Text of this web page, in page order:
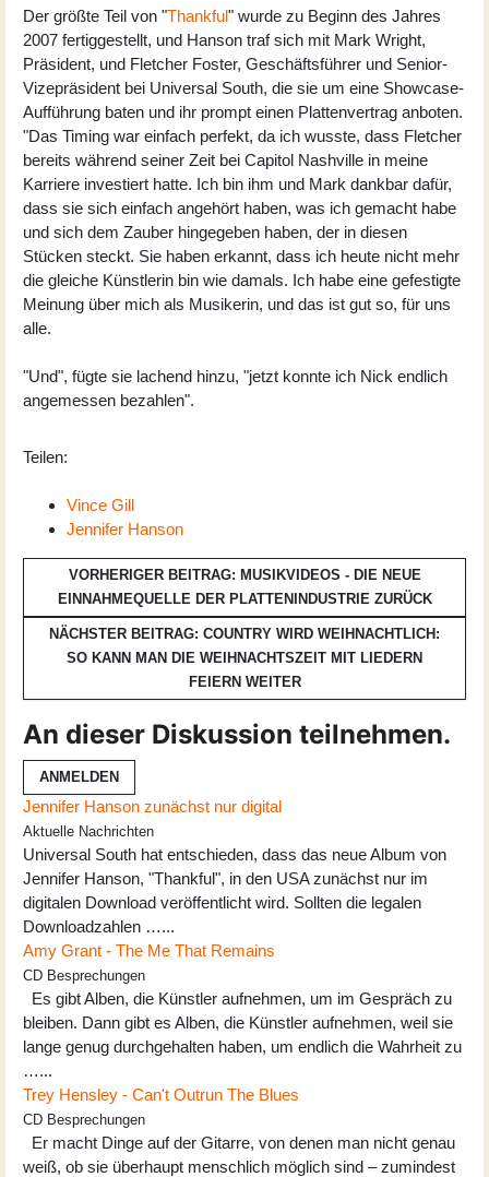
Der größte Teil von "Thankful" wurde zu Beginn des Jahres
2007 fertiggestellt, und Hanson traf sich mit Mark Wright,
Präsident, und Fletcher Foster, Geschäftsführer und Senior-
Vizepräsident bei Universal South, die sie um eine Showcase-
Aufführung baten und ihr prompt einen Plattenvertrag anboten.
"Das Timing war einfach perfekt, da ich wusste, dass Fletcher
bereits während seiner Zeit bei Capitol Nashville in meine
Karriere investiert hatte. Ich bin ihm und Mark dankbar dafür,
dass sie sich einfach angehört haben, was ich gemacht habe
und sich dem Zauber hingegeben haben, der in diesen
Stücken steckt. Sie haben erkannt, dass ich heute nicht mehr
die gleiche Künstlerin bin wie damals. Ich habe eine gefestigte
Meinung über mich als Musikerin, und das ist gut so, für uns
alle.
"Und", fügte sie lachend hinzu, "jetzt konnte ich Nick endlich
angemessen bezahlen".
Teilen:
Vince Gill
Jennifer Hanson
VORHERIGER BEITRAG: MUSIKVIDEOS - DIE NEUE
EINNAHMEQUELLE DER PLATTENINDUSTRIE ZURÜCK
NÄCHSTER BEITRAG: COUNTRY WIRD WEIHNACHTLICH:
SO KANN MAN DIE WEIHNACHTSZEIT MIT LIEDERN
FEIERN WEITER
An dieser Diskussion teilnehmen.
ANMELDEN
Jennifer Hanson zunächst nur digital
Aktuelle Nachrichten
Universal South hat entschieden, dass das neue Album von
Jennifer Hanson, "Thankful", in den USA zunächst nur im
digitalen Download veröffentlicht wird. Sollten die legalen
Downloadzahlen …...
Amy Grant - The Me That Remains
CD Besprechungen
Es gibt Alben, die Künstler aufnehmen, um im Gespräch zu
bleiben. Dann gibt es Alben, die Künstler aufnehmen, weil sie
lange genug durchgehalten haben, um endlich die Wahrheit zu
…...
Trey Hensley - Can't Outrun The Blues
CD Besprechungen
Er macht Dinge auf der Gitarre, von denen man nicht genau
weiß, ob sie überhaupt menschlich möglich sind – zumindest